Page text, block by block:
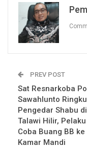
PREV POST
Sat Resnarkoba
Sawahlunto
Pengedar Shabu di
Talawi Hilir, Pelaku
Coba Buang BB ke
Kamar Mandi